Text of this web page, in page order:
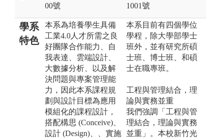
00號
1001號
學系
特色
本系為培養學生具備
工業4.0人才所需之良
好團隊合作能力、自
我表達、雲端設計、
大數據分析、以及解
決問題與專案管理能
力，因此本系課程規
劃與設計目標為應用
模組化的課程設計，
搭配構思 (Conceive)、
設計 (Design)、、實施
本系目前有四個學位
學程，除大學部學士
班外，並有研究所碩
士班、博士班、和碩
士在職專班。
工程與管理結合，理
論與實務並重
我們強調「工程與管
理結合，理論與實務
並重」。本校新竹光